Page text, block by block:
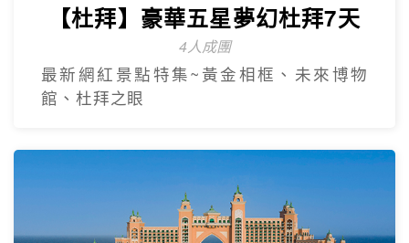
【杜拜】豪華五星夢幻杜拜7天
4人成團
最新網紅景點特集~黃金相框、未來博物
館、杜拜之眼